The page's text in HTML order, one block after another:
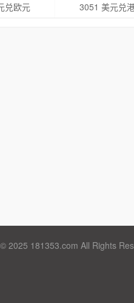
兑欧元 3051 美元兑
2025 181353.com All Rights